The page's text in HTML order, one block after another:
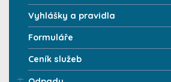
Vyhlášky a pravidla
Formuláře
Ceník služeb